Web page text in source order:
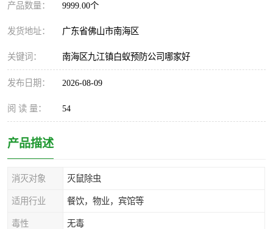
产品数量： 9999.00个
发货地址： 广东省佛山市南海区
关键词： 南海区九江镇白蚁预防公司哪家好
发布日期： 2026-08-09
阅 读 量： 54
产品描述
消灭对象 灭鼠除虫
适用行业 餐饮，物业，宾馆等
毒性 无毒